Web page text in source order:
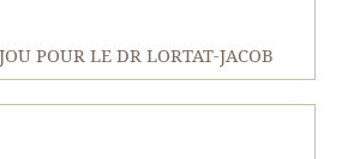
POUR LE DR LORTAT-JACOB